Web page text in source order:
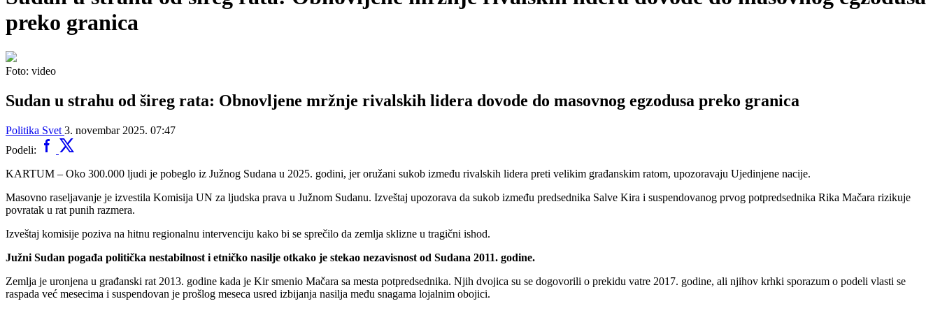
preko granica
Foto: video
Sudan u strahu od šireg rata: Obnovljene mržnje rivalskih lidera dovode do masovnog egzodusa preko granica
Politika Svet 3. novembar 2025. 07:47
Podeli:
KARTUM – Oko 300.000 ljudi je pobeglo iz Južnog Sudana u 2025. godini, jer oružani sukob između rivalskih lidera preti velikim građanskim ratom, upozoravaju Ujedinjene nacije.
Masovno raseljavanje je izvestila Komisija UN za ljudska prava u Južnom Sudanu. Izveštaj upozorava da sukob između predsednika Salve Kira i suspendovanog prvog potpredsednika Rika Mačara rizikuje
povratak u rat punih razmera.
Izveštaj komisije poziva na hitnu regionalnu intervenciju kako bi se sprečilo da zemlja sklizne u tragični ishod.
Južni Sudan pogađa politička nestabilnost i etničko nasilje otkako je stekao nezavisnost od Sudana 2011. godine.
Zemlja je uronjena u građanski rat 2013. godine kada je Kir smenio Mačara sa mesta potpredsednika. Njih dvojica su se dogovorili o prekidu vatre 2017. godine, ali njihov krhki sporazum o podeli vlasti se
raspada već mesecima i suspendovan je prošlog meseca usred izbijanja nasilja među snagama lojalnim obojici.